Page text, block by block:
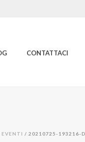
CONTATTACI
EVENTI / 20210725-193216-